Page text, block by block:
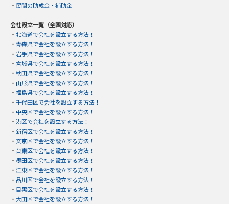
・ 民間の助成金・補助金
会社設立一覧（全国対応）
・ 北海道で会社を設立する方法！
・ 青森県で会社を設立する方法！
・ 岩手県で会社を設立する方法！
・ 宮城県で会社を設立する方法！
・ 秋田県で会社を設立する方法！
・ 山形県で会社を設立する方法！
・ 福島県で会社を設立する方法！
・ 千代田区で会社を設立する方法！
・ 中央区で会社を設立する方法！
・ 港区で会社を設立する方法！
・ 新宿区で会社を設立する方法！
・ 文京区で会社を設立する方法！
・ 台東区で会社を設立する方法！
・ 墨田区で会社を設立する方法！
・ 江東区で会社を設立する方法！
・ 品川区で会社を設立する方法！
・ 目黒区で会社を設立する方法！
・ 大田区で会社を設立する方法！